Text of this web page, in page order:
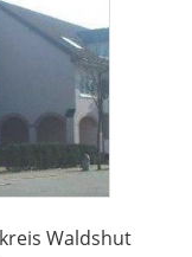
Waldshut